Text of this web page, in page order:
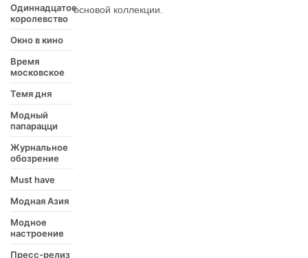
Одиннадцатое
королевство
Окно в кино
Время
московское
Темя дня
Модный
папарацци
Журнальное
обозрение
Must have
Модная Азия
Модное
настроение
Пресс-релиз
основой коллекции.